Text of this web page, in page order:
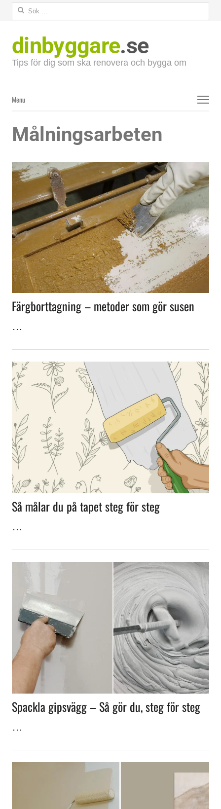
Sök
dinbyggare.se
Tips för dig som ska renovera och bygga om
Menu
Menu
Målningsarbeten
Färgborttagning – metoder som gör susen
…
Så målar du på tapet steg för steg
…
Spackla gipsvägg – Så gör du, steg för steg
…